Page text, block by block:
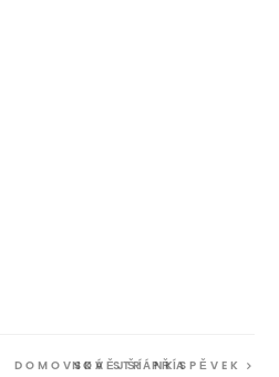
NOVĚJŠÍ PŘÍSPĚVEK
DOMOVSKÁ STRÁNKA